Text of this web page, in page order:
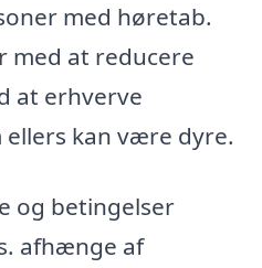
med høretab.
med at reducere
at erhverve
kan være dyre.
og betingelser
afhænge af